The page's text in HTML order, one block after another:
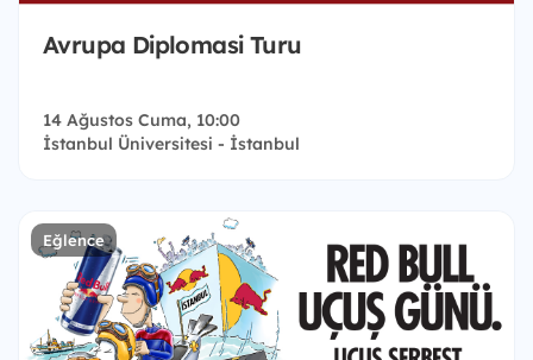
Avrupa Diplomasi Turu
14 Ağustos Cuma, 10:00
İstanbul Üniversitesi - İstanbul
Eğlence